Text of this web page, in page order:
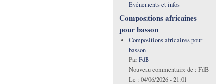
Evénements et infos
Compositions africaines
pour basson
Compositions africaines pour
basson
ParFdB
Nouveau commentaire de : FdB
Le : 04/06/2026 - 21:01